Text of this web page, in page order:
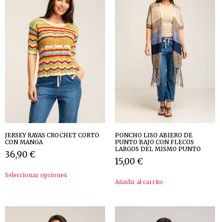
JERSEY RAYAS CROCHET CORTO
CON MANGA
36,90 €
Seleccionar opciones
PONCHO LISO ABIERO DE
PUNTO BAJO CON FLECOS
LARGOS DEL MISMO PUNTO
15,00 €
Añadir al carrito